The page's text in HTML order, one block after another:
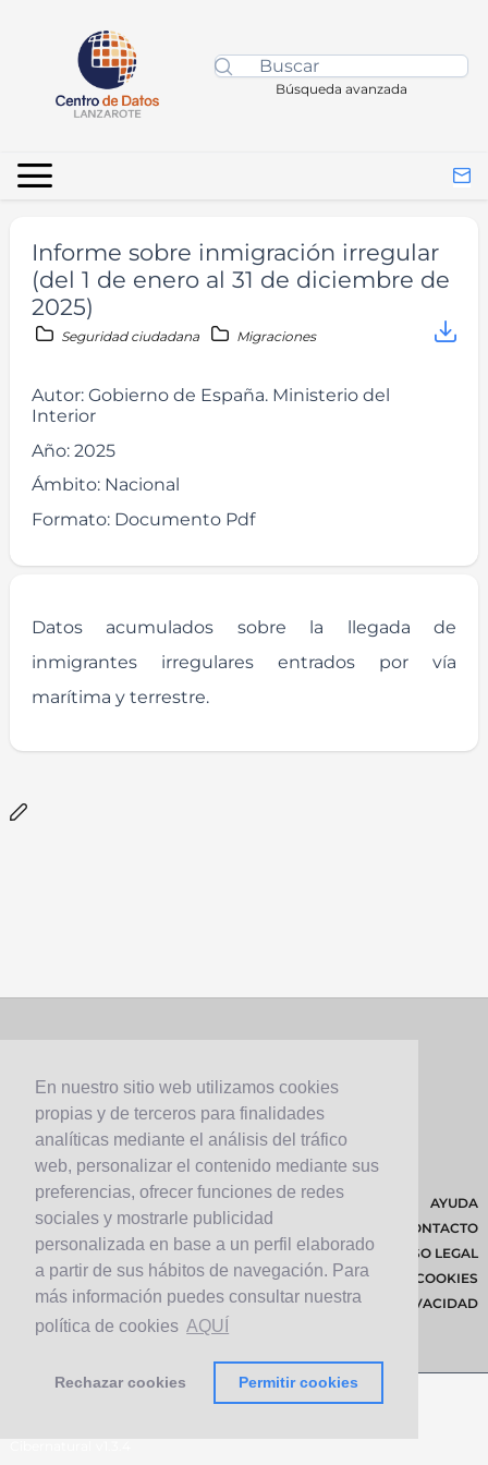
En nuestro sitio web utilizamos cookies
propias y de terceros para finalidades
analíticas mediante el análisis del tráfico
web, personalizar el contenido mediante sus
preferencias, ofrecer funciones de redes
sociales y mostrarle publicidad
personalizada en base a un perfil elaborado
a partir de sus hábitos de navegación. Para
más información puedes consultar nuestra
política de cookies AQUÍ
Rechazar cookies Permitir cookies
Búsqueda avanzada
Informe sobre inmigración irregular
(del 1 de enero al 31 de diciembre de
2025)
Seguridad ciudadana Migraciones
Autor: Gobierno de España. Ministerio del
Interior
Año: 2025
Ámbito: Nacional
Formato: Documento Pdf
Datos acumulados sobre la llegada de
inmigrantes irregulares entrados por vía
marítima y terrestre.
AYUDA
CONTACTO
AVISO LEGAL
POLÍTICA DE COOKIES
POLÍTICA DE PRIVACIDAD